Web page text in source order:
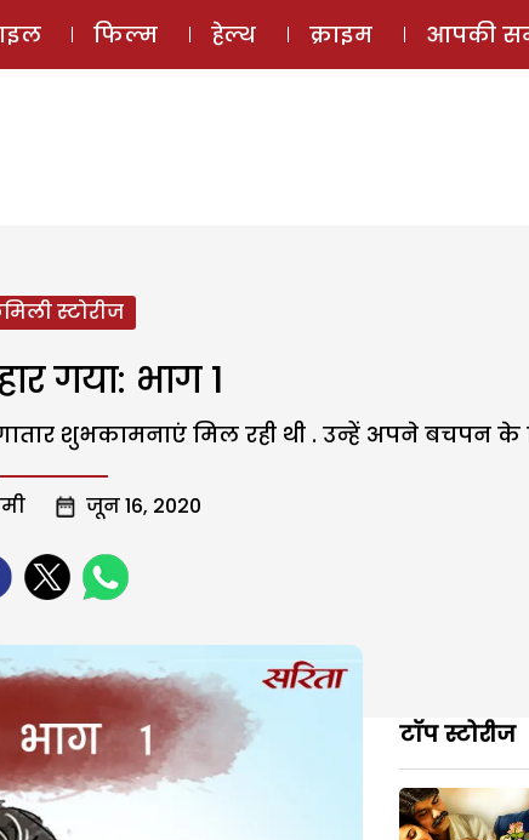
ई-मैगज़ीन ऑडियो स्टोरी लॉग इन
फिल्म हेल्थ क्राइम आपकी
स्टोरीज
गया: भाग 1
शुभकामनाएं मिल रही थी . उन्हें अपने बचपन के
जून 16, 2020
टॉप स्टोरीज